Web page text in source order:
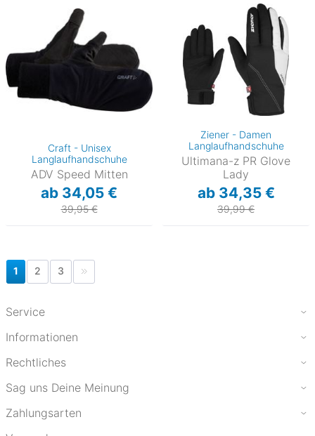
Craft - Unisex
Langlaufhandschuhe
ADV Speed Mitten
ab 34,05 €
39,95 €
Ziener - Damen
Langlaufhandschuhe
Ultimana-z PR Glove
Lady
ab 34,35 €
39,99 €
1 2 3
Service
Informationen
Rechtliches
Sag uns Deine Meinung
Zahlungsarten